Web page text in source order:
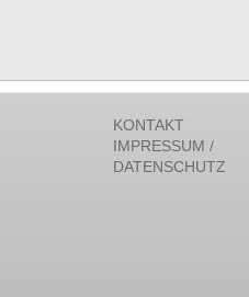
KONTAKT
IMPRESSUM /
DATENSCHUTZ